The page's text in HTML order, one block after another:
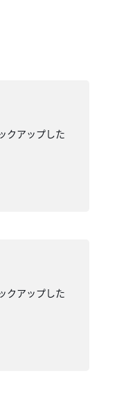
クアップした
クアップした